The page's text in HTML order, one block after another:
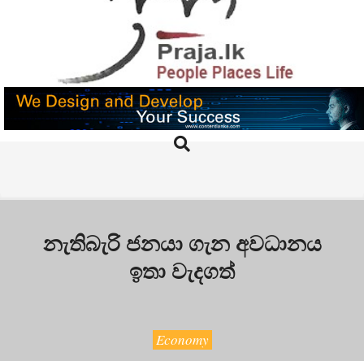
PRAJA.LK
Search
නැතිබැරි ජනයා ගැන අවධානය
ඉතා වැදගත්
Economy